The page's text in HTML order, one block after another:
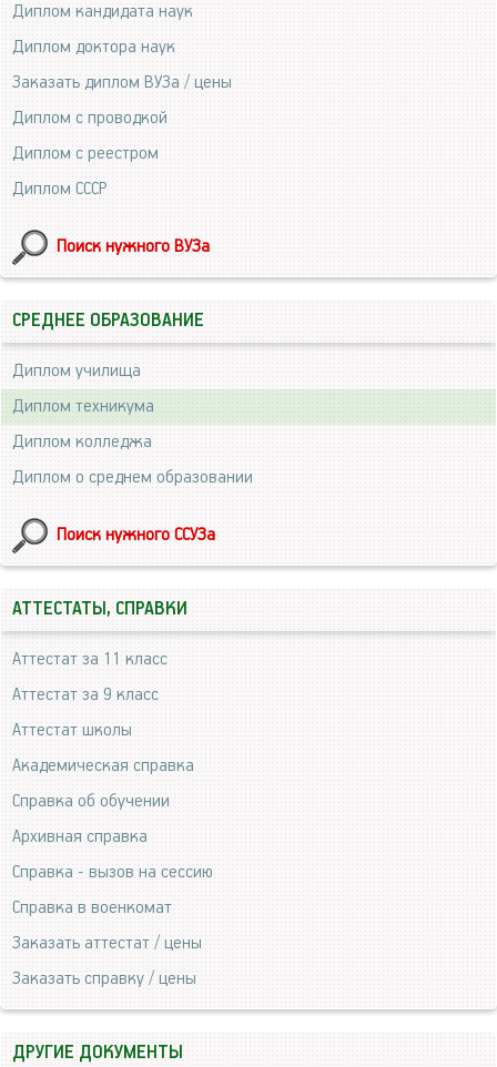
Диплом кандидата наук
Диплом доктора наук
Заказать диплом ВУЗа / цены
Диплом с проводкой
Диплом с реестром
Диплом СССР
Поиск нужного ВУЗа
СРЕДНЕЕ ОБРАЗОВАНИЕ
Диплом училища
Диплом техникума
Диплом колледжа
Диплом о среднем образовании
Поиск нужного ССУЗа
АТТЕСТАТЫ, СПРАВКИ
Аттестат за 11 класс
Аттестат за 9 класс
Аттестат школы
Академическая справка
Справка об обучении
Архивная справка
Справка - вызов на сессию
Справка в военкомат
Заказать аттестат / цены
Заказать справку / цены
ДРУГИЕ ДОКУМЕНТЫ